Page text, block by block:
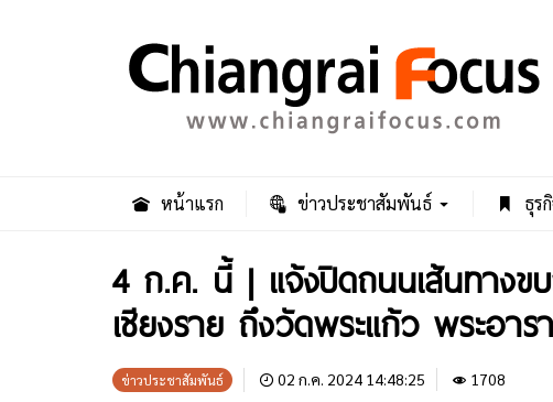
หน้าแรก ข่าวประชาสัมพันธ์ ธุร
4 ก.ค. นี้ | แจ้งปิดถนนเส้นทาง
เชียงราย ถึงวัดพระแก้ว พระอาร
ข่าวประชาสัมพันธ์ 02 ก.ค. 2024 14:48:25 1708